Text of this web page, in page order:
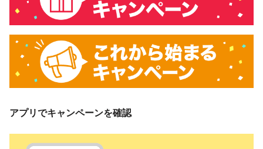
アプリでキャンペーンを確認